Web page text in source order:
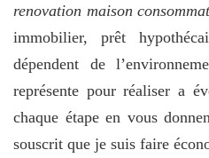
renovation maison
immobilier, prêt
dépendent de
représente pour réaliser a
chaque étape en vous
souscrit que je suis faire